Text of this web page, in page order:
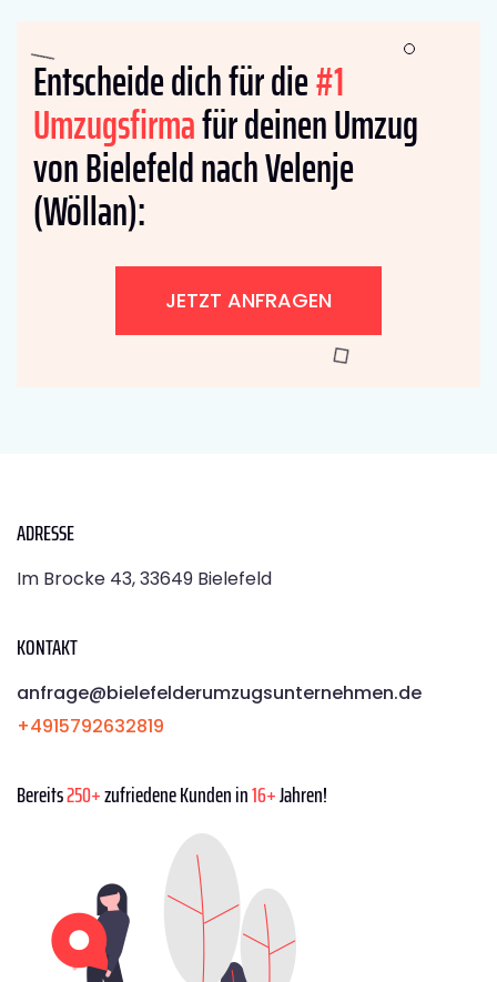
Entscheide dich für die#1
Umzugsfirmafür deinen Umzug
von Bielefeld nach Velenje
(Wöllan):
JETZT ANFRAGEN
ADRESSE
Im Brocke 43, 33649 Bielefeld
KONTAKT
anfrage@bielefelderumzugsunternehmen.de
+4915792632819
Bereits250+zufriedene Kunden in16+Jahren!